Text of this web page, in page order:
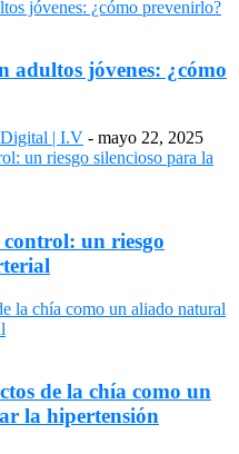
adultos jóvenes: ¿cómo
Digital | I.V - mayo 22, 2025
control: un riesgo
de la chía como un
la hipertensión